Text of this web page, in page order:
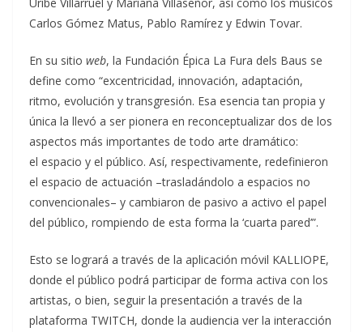
Carlos Gómez Matus, Pablo Ramírez y Edwin Tovar.
En su sitio web, la Fundación Épica La Fura dels Baus se
define como “excentricidad, innovación, adaptación,
ritmo, evolución y transgresión. Esa esencia tan propia y
única la llevó a ser pionera en reconceptualizar dos de los
aspectos más importantes de todo arte dramático:
el espacio y el público. Así, respectivamente, redefinieron
el espacio de actuación –trasladándolo a espacios no
convencionales– y cambiaron de pasivo a activo el papel
del público, rompiendo de esta forma la ‘cuarta pared’”.
Esto se logrará a través de la aplicación móvil KALLIOPE,
donde el público podrá participar de forma activa con los
artistas, o bien, seguir la presentación a través de la
plataforma TWITCH, donde la audiencia ver la interacción